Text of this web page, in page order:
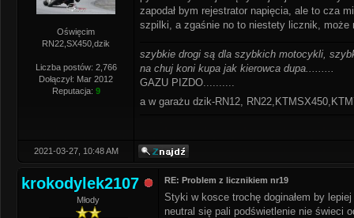
Oświęcim
RN22,SX450,dzik
Liczba postów: 2,766
Dołączył: Mar 2012
Reputacja: 9
zapodał bym rejestrator napięcia, ale to cza
szpilki, a zgaśnie no to niestety licznik, może
szybkie drogi są dla szybkich motocykli,
na chuj koni kupa jak kierowca dupa.........
GAZU PIZDO..........
a w garażu dzik-RN12,
2021-03-27, 10:48 AM
krokodylek2107
Młody
RE: Problem z licznikiem nr19
Styki w kosce trochę doginałem by
neutral się pali podświetlenie nie świeci